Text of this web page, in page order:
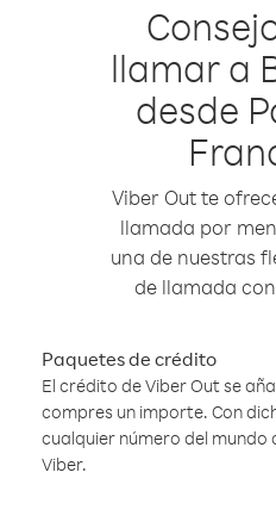
llamar a
desde
Viber Out te
llamada por
una de nuestras
de llamada
Paquetes de crédito
El crédito de Viber Out se
compres un importe. Con
cualquier número del mundo
Viber.